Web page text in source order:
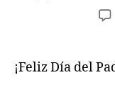
¡Feliz Día del